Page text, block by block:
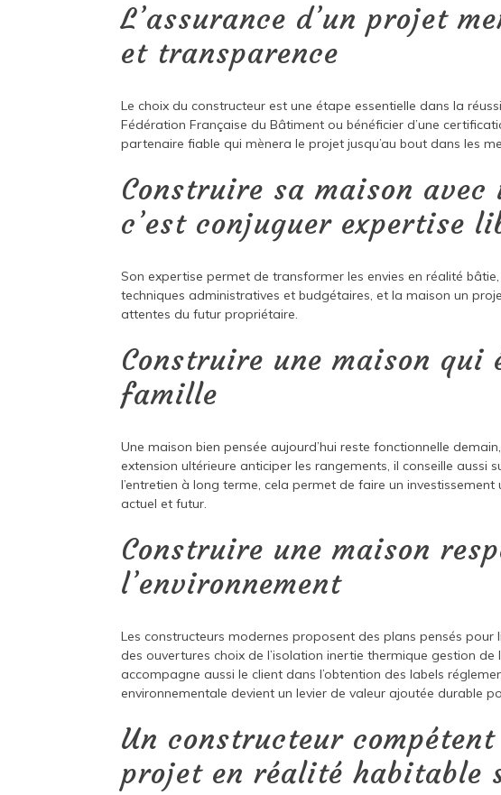
L’assurance d’un projet
et transparence
Le choix du constructeur est une étape essentielle dans la
Fédération Française du Bâtiment ou bénéficier d’une
partenaire fiable qui mènera le projet jusqu’au bout dans les
Construire sa maison
c’est conjuguer expertise
Son expertise permet de transformer les envies en réalité
techniques administratives et budgétaires, et la maison un
attentes du futur propriétaire.
Construire une maison qui
famille
Une maison bien pensée aujourd’hui reste fonctionnelle
extension ultérieure anticiper les rangements, il conseille aussi
l’entretien à long terme, cela permet de faire un
actuel et futur.
Construire une maison
l’environnement
Les constructeurs modernes proposent des plans pensés pour
des ouvertures choix de l’isolation inertie thermique gestion
accompagne aussi le client dans l’obtention des labels
environnementale devient un levier de valeur ajoutée durable
Un constructeur
projet en réalité habitable